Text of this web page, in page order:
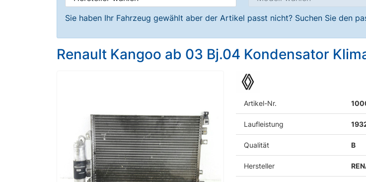
Sie haben Ihr Fahrzeug gewählt aber der Artikel passt nicht? Suchen Sie den
Renault Kangoo ab 03 Bj.04 Kondensator
Artikel-Nr.
Laufleistung
Qualität B
Hersteller